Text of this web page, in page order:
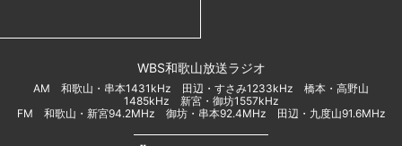
WBS和歌山放送ラジオ
AM 和歌山・串本1431kHz 田辺・すさみ1233kHz 橋本・高野山
1485kHz 新宮・御坊1557kHz
FM 和歌山・新宮94.2MHz 御坊・串本92.4MHz 田辺・九度山91.6MHz